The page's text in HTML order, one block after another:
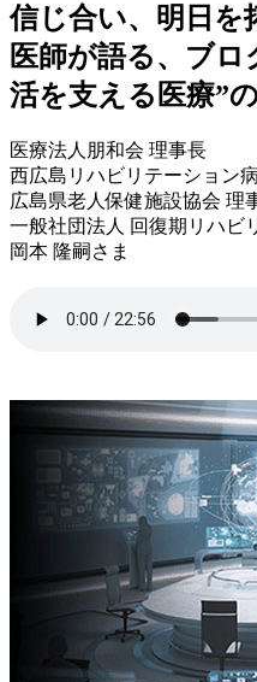
信じ合い、明日を
医師が語る、ブ
活を支える医療”
医療法人朋和会 理事長
西広島リハビリテーション
広島県老人保健施設協会 理
一般社団法人 回復期リハビ
岡本 隆嗣さま